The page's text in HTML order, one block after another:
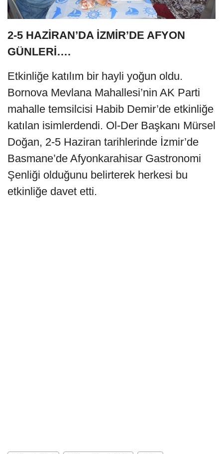
2-5 HAZİRAN’DA İZMİR’DE AFYON
GÜNLERİ….
Etkinliğe katılım bir hayli yoğun oldu.
Bornova Mevlana Mahallesi’nin AK Parti
mahalle temsilcisi Habib Demir’de etkinliğe
katılan isimlerdendi. Ol-Der Başkanı Mürsel
Doğan, 2-5 Haziran tarihlerinde İzmir’de
Basmane’de Afyonkarahisar Gastronomi
Şenliği olduğunu belirterek herkesi bu
etkinliğe davet etti.